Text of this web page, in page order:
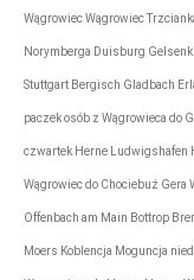
Wągrowiec Wągrowiec
Norymberga Duisburg
Stuttgart Bergisch Gladbach
paczek osób z Wągrowieca do
czwartek Herne Ludwigshafen
Wągrowiec do Chociebuż
Offenbach am Main Bottrop
Moers Koblencja Moguncja